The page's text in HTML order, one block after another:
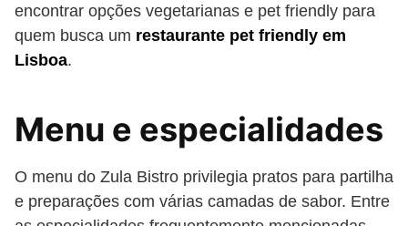
encontrar opções vegetarianas e pet friendly para
quem busca um restaurante pet friendly em
Lisboa.
Menu e especialidades
O menu do Zula Bistro privilegia pratos para partilha
e preparações com várias camadas de sabor. Entre